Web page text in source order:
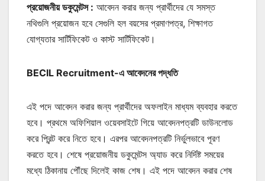
প্রয়োজনীয় ডকুমেন্টস : আবেদন করার জন্য প্রার্থীদের যে সমস্ত
নথিগুলি প্রয়োজন হবে সেগুলি হল বয়সের প্রমাণপত্র, শিক্ষাগত
যোগ্যতার সার্টিফিকেট ও কাস্ট সার্টিফিকেট।
BECIL Recruitment-এ আবেদনের পদ্ধতি
এই পদে আবেদন করার জন্য প্রার্থীদের অফলাইন মাধ্যম ব্যবহার করতে
হবে। প্রথমে অফিশিয়াল ওয়েবসাইটে গিয়ে আবেদনপত্রটি ডাউনলোড
করে প্রিন্ট করে নিতে হবে। এরপর আবেদনপত্রটি নির্ভুলভাবে পূরণ
করতে হবে। শেষে প্রয়োজনীয় ডকুমেন্টস অ্যাড করে নির্দিষ্ট সময়ের
মধ্যে ঠিকানায় পৌঁছে দিলেই কাজ শেষ। এই পদে আবেদন করার শেষ